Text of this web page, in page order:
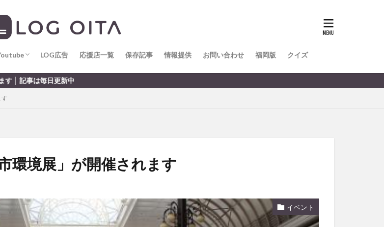
求人のメリット
Youtube
LOG OITA YouTubeチャンネル
LOG広告 応援店一覧 保存記事 情報提供 お問い合わせ 福岡版 クイズ
中
環境展」が開催されます
イベント
うみたまご おでかけ お土産
ぼ
アイススケート アウトドア
アサイーボウル
インド料理 ウクライナ
分 ビアガーデン ビール ピザ フェス
ヘルシー ペスカトーレ ペット
ホーバークラフト
サイクル 中央町 中華料理 九重町
休業
体験レポ 保護猫 催事 公園 初詣
別府